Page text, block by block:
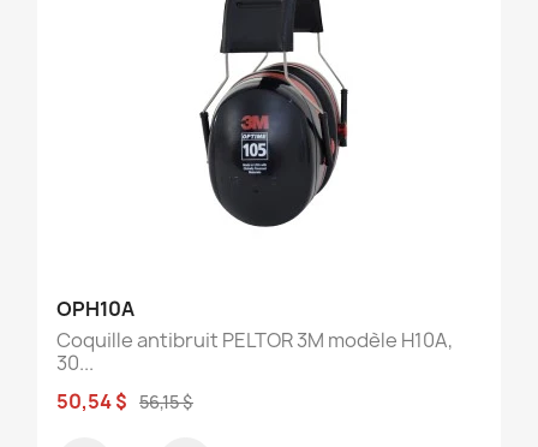
OPH10A
Coquille antibruit PELTOR 3M modèle H10A,
30...
50,54 $ 56,15 $